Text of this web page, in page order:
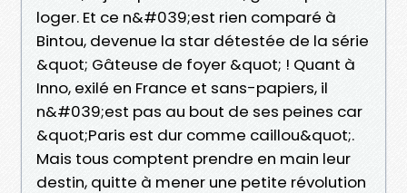
loger. Et ce n&#039;est rien comparé à
Bintou, devenue la star détestée de la série
&quot; Gâteuse de foyer &quot; ! Quant à
Inno, exilé en France et sans-papiers, il
n&#039;est pas au bout de ses peines car
&quot;Paris est dur comme caillou&quot;.
Mais tous comptent prendre en main leur
destin, quitte à mener une petite révolution